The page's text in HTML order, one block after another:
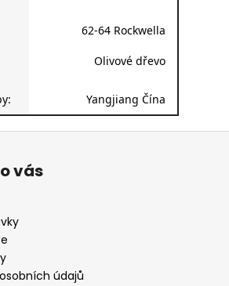
62-64 Rockwella
Olivové dřevo
Yangjiang Čína
vás
údajů